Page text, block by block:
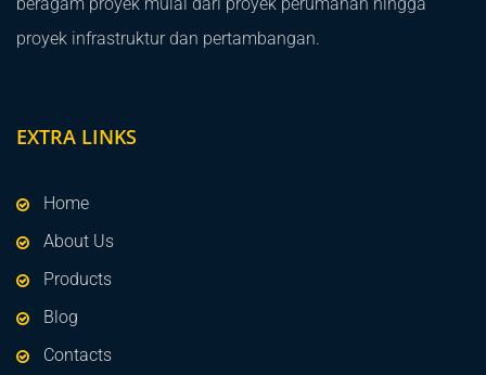
proyek infrastruktur dan pertambangan.
EXTRA LINKS
Home
About Us
Products
Blog
Contacts